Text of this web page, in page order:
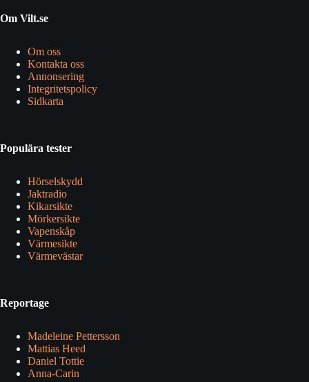
Om Vilt.se
Om oss
Kontakta oss
Annonsering
Integritetspolicy
Sidkarta
Populära tester
Hörselskydd
Jaktradio
Kikarsikte
Mörkersikte
Vapenskåp
Värmesikte
Värmevästar
Reportage
Madeleine Pettersson
Mattias Heed
Daniel Tottie
Anna-Carin